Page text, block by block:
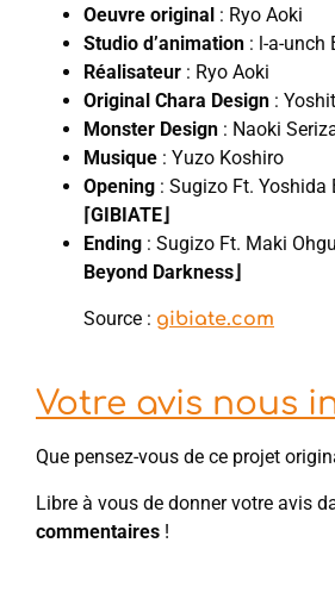
Oeuvre original : Ryo Aoki
Studio d’animation : l-a-unch
Réalisateur : Ryo Aoki
Original Chara Design :
Monster Design : Naoki
Musique : Yuzo Koshiro
Opening : Sugizo Ft. Yoshida
⌈GIBIATE⌋
Ending : Sugizo Ft. Maki
Beyond Darkness⌋
Source : gibiate.com
Votre avis nous
Que pensez-vous de ce projet
Libre à vous de donner votre avis
commentaires !